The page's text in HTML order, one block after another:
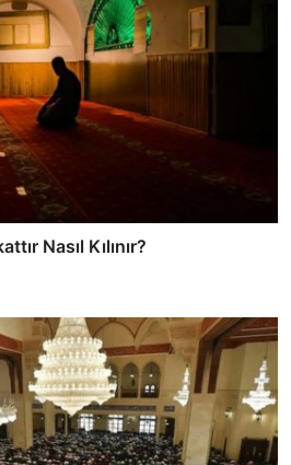
Nasıl Kılınır?